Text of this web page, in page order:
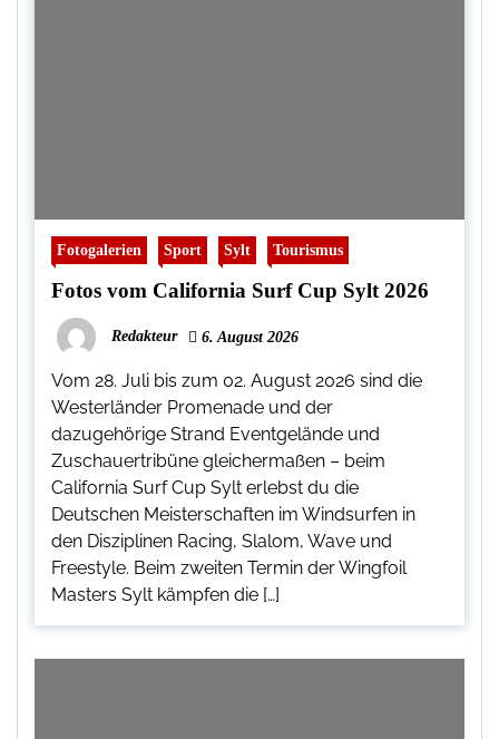
Fotogalerien Sport Sylt Tourismus
Fotos vom California Surf Cup Sylt 2026
Redakteur 6. August 2026
Vom 28. Juli bis zum 02. August 2026 sind die
Westerländer Promenade und der
dazugehörige Strand Eventgelände und
Zuschauertribüne gleichermaßen – beim
California Surf Cup Sylt erlebst du die
Deutschen Meisterschaften im Windsurfen in
den Disziplinen Racing, Slalom, Wave und
Freestyle. Beim zweiten Termin der Wingfoil
Masters Sylt kämpfen die […]